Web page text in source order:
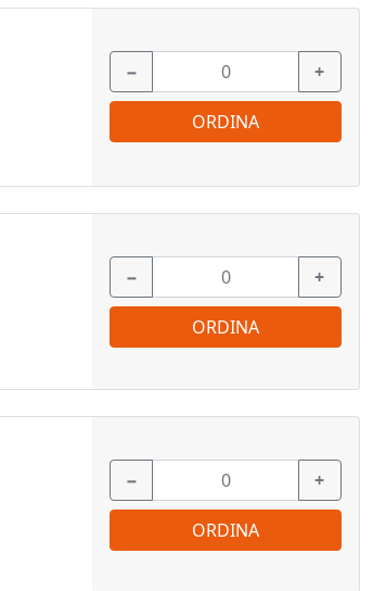
− +
ORDINA
− +
ORDINA
− +
ORDINA